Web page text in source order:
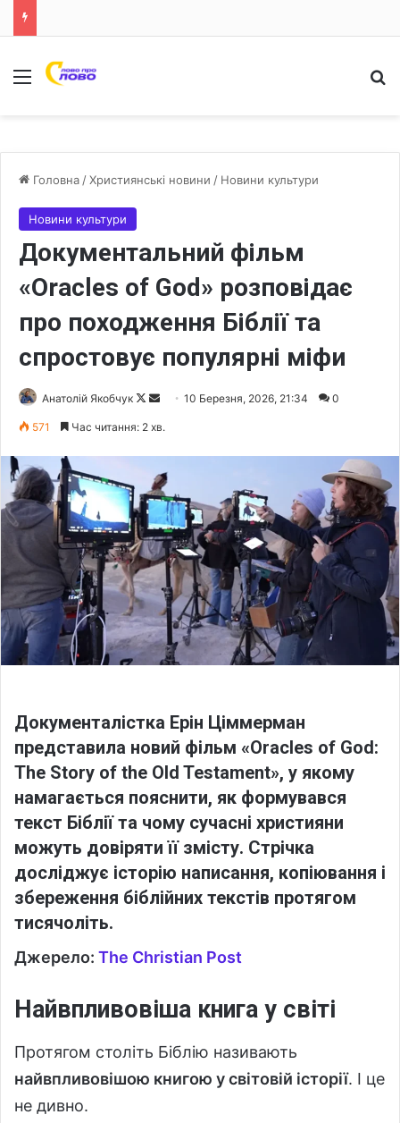
Меню
Головна /Християнські новини / Новини культури
Новини культури
Документальний фільм
«Oracles of God» розповідає
про походження Біблії та
спростовує популярні міфи
Анатолій Якобчук
F
o
w
o
n
X
a
n
e
m
a
i
l
10 Березня, 2026, 21:34 0
571 Час читання: 2 хв.
Документалістка Ерін Ціммерман
представила новий фільм «Oracles of God:
The Story of the Old Testament», у якому
намагається пояснити, як формувався
текст Біблії та чому сучасні християни
можуть довіряти її змісту. Стрічка
досліджує історію написання, копіювання і
збереження біблійних текстів протягом
тисячоліть.
Джерело: The Christian Post
Найвпливовіша книга у світі
Протягом століть Біблію називають
найвпливовішою книгою у світовій історії. І це
не дивно.